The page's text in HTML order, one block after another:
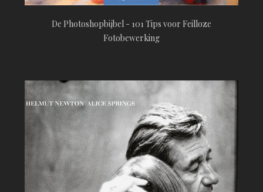
De Photoshopbijbel - 101 Tips voor Feilloze
Fotobewerking